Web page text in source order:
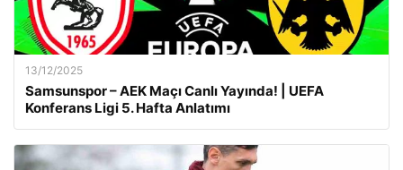
13/12/2025
Samsunspor – AEK Maçı Canlı Yayında! | UEFA
Konferans Ligi 5. Hafta Anlatımı